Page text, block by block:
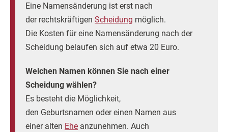
Eine Namensänderung ist erst nach
der rechtskräftigen Scheidung möglich.
Die Kosten für eine Namensänderung nach der
Scheidung belaufen sich auf etwa 20 Euro.
Welchen Namen können Sie nach einer
Scheidung wählen?
Es besteht die Möglichkeit,
den Geburtsnamen oder einen Namen aus
einer alten Ehe anzunehmen. Auch